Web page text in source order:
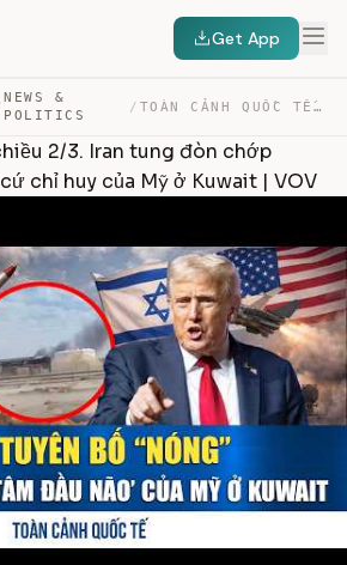
Get App
NEWS &
POLITICS
/ TOÀN CẢNH QUỐC TẾ CHIỀU 2/3. IRAN TUNG ĐÒN CHỚP NHOÁNG,… — TRANSCRIPT
2/3. Iran tung đòn chớp
chỉ huy của Mỹ ở Kuwait | VOV